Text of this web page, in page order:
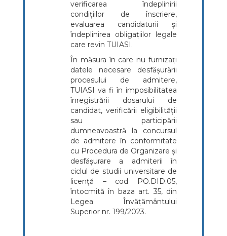
verificarea îndeplinirii
condițiilor de înscriere,
evaluarea candidaturii și
îndeplinirea obligațiilor legale
care revin TUIASI.
În măsura în care nu furnizați
datele necesare desfășurării
procesului de admitere,
TUIASI va fi în imposibilitatea
înregistrării dosarului de
candidat, verificării eligibilității
sau participării
dumneavoastră la concursul
de admitere în conformitate
cu Procedura de Organizare și
desfășurare a admiterii în
ciclul de studii universitare de
licență – cod PO.DID.05,
întocmită în baza art. 35, din
Legea Învățământului
Superior nr. 199/2023.